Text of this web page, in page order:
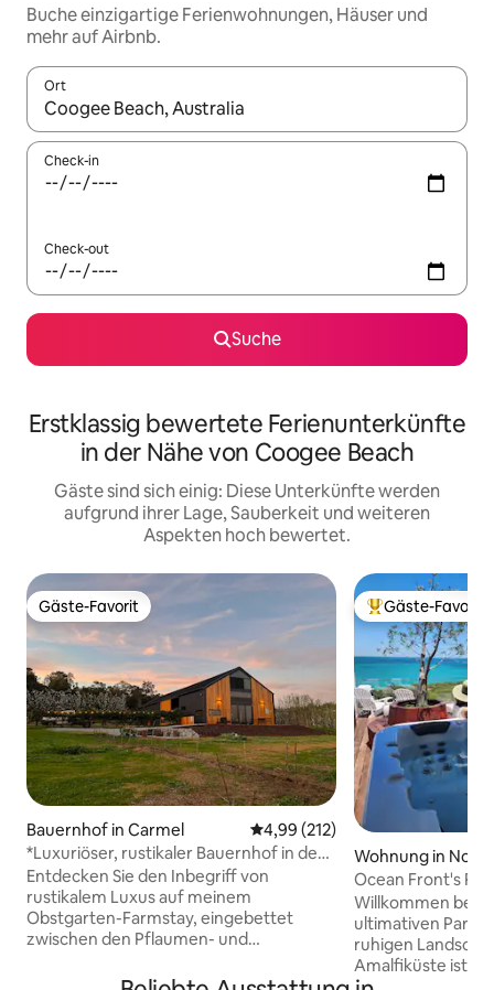
Buche einzigartige Ferienwohnungen, Häuser und
mehr auf Airbnb.
Ort
Wenn Ergebnisse verfügbar sind, navigiere mit den
Check-in
Check-out
Suche
Erstklassig bewertete Ferienunterkünfte
in der Nähe von Coogee Beach
Gäste sind sich einig: Diese Unterkünfte werden
aufgrund ihrer Lage, Sauberkeit und weiteren
Aspekten hoch bewertet.
Gäste-Favorit
Gäste-Favorit
Bauernhof in Carmel Durchschnittliche Bewertung:
4,99 (212)
*Luxuriöser, rustikaler Bauernhof in den
Gummi- und Pflaumenbäumen*
Entdecken Sie den Inbegriff von
rustikalem Luxus auf meinem
Obstgarten-Farmstay, eingebettet
zwischen den Pflaumen- und
atemberaubenden Frühlingsblüten bis
Beliebter Gäste-
Gäste-Favorit
Wohnung in
Ocean Front's
für Paare
Willkommen bei
ultimativen
ruhigen
Amalfiküste ist
Penthouse mit